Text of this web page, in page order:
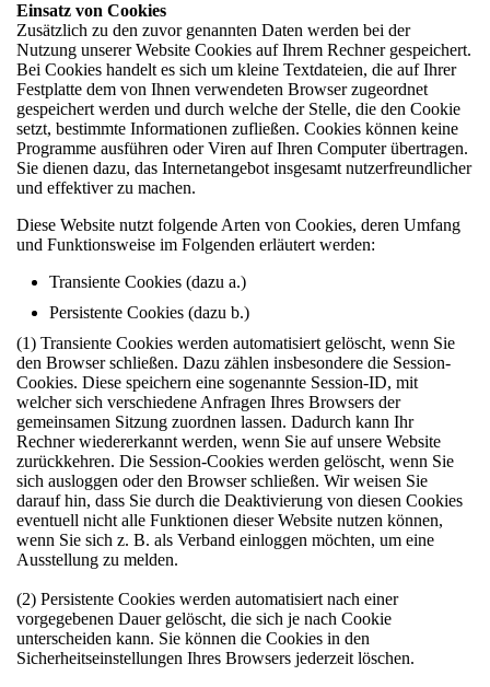
Einsatz von Cookies
Zusätzlich zu den zuvor genannten Daten werden bei der
Nutzung unserer Website Cookies auf Ihrem Rechner gespeichert.
Bei Cookies handelt es sich um kleine Textdateien, die auf Ihrer
Festplatte dem von Ihnen verwendeten Browser zugeordnet
gespeichert werden und durch welche der Stelle, die den Cookie
setzt, bestimmte Informationen zufließen. Cookies können keine
Programme ausführen oder Viren auf Ihren Computer übertragen.
Sie dienen dazu, das Internetangebot insgesamt nutzerfreundlicher
und effektiver zu machen.
Diese Website nutzt folgende Arten von Cookies, deren Umfang
und Funktionsweise im Folgenden erläutert werden:
Transiente Cookies (dazu a.)
Persistente Cookies (dazu b.)
(1) Transiente Cookies werden automatisiert gelöscht, wenn Sie
den Browser schließen. Dazu zählen insbesondere die Session-
Cookies. Diese speichern eine sogenannte Session-ID, mit
welcher sich verschiedene Anfragen Ihres Browsers der
gemeinsamen Sitzung zuordnen lassen. Dadurch kann Ihr
Rechner wiedererkannt werden, wenn Sie auf unsere Website
zurückkehren. Die Session-Cookies werden gelöscht, wenn Sie
sich ausloggen oder den Browser schließen. Wir weisen Sie
darauf hin, dass Sie durch die Deaktivierung von diesen Cookies
eventuell nicht alle Funktionen dieser Website nutzen können,
wenn Sie sich z. B. als Verband einloggen möchten, um eine
Ausstellung zu melden.
(2) Persistente Cookies werden automatisiert nach einer
vorgegebenen Dauer gelöscht, die sich je nach Cookie
unterscheiden kann. Sie können die Cookies in den
Sicherheitseinstellungen Ihres Browsers jederzeit löschen.